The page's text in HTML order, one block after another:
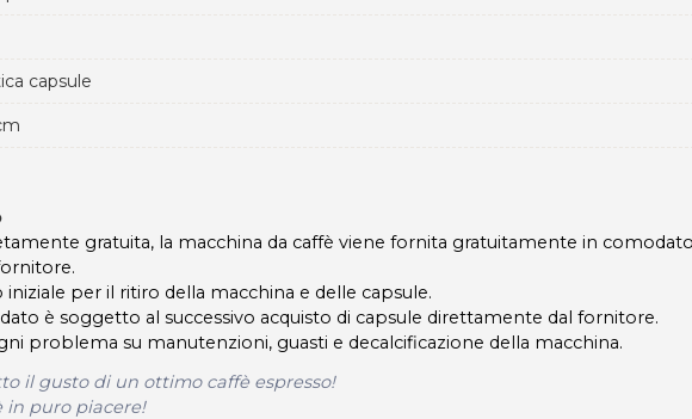
capsule
gratuita, la macchina da caffè viene fornita gratuitamente in
per il ritiro della macchina e delle capsule.
è soggetto al successivo acquisto di capsule direttamente dal fornitore.
problema su manutenzioni, guasti e decalcificazione della macchina.
il gusto di un ottimo caffè espresso!
in puro piacere!